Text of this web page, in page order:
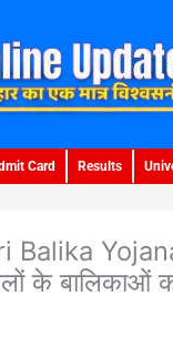
Card Results
Balika
के बालिकाओं